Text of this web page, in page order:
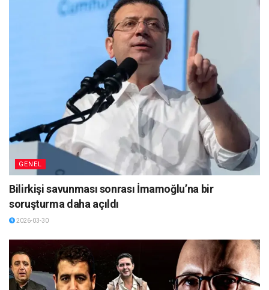
GENEL
Bilirkişi savunması sonrası İmamoğlu’na bir
soruşturma daha açıldı
2026-03-30